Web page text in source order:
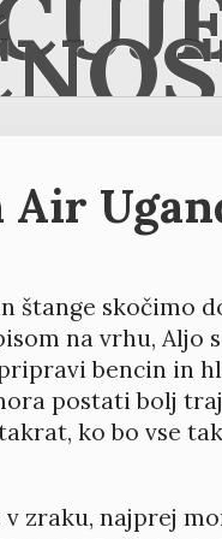
štange skočimo
na vrhu, Aljo
bencin in
postati bolj
ko bo vse
zraku, najprej